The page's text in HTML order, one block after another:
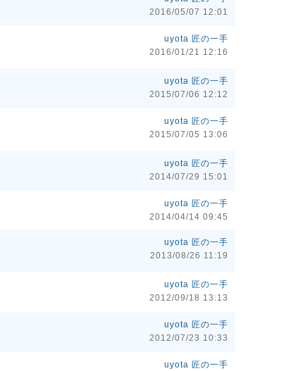
2016/05/07 12:01
uyota 匠の一手
2016/01/21 12:16
uyota 匠の一手
2015/07/06 12:12
uyota 匠の一手
2015/07/05 13:06
uyota 匠の一手
2014/07/29 15:01
uyota 匠の一手
2014/04/14 09:45
uyota 匠の一手
2013/08/26 11:19
uyota 匠の一手
2012/09/18 13:13
uyota 匠の一手
2012/07/23 10:33
uyota 匠の一手